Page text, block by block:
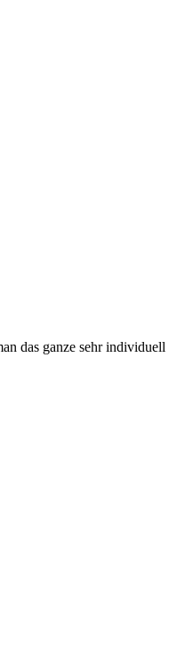
das ganze sehr individuell